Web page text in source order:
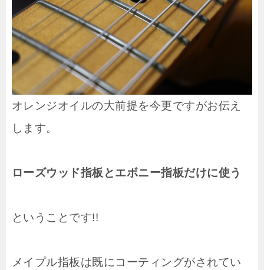
オレンジオイルの大前提を今更ですがお伝え
します。
ローズウッド指板とエボニー指板だけに使う
ということです!!
メイプル指板は既にコーティングがされてい